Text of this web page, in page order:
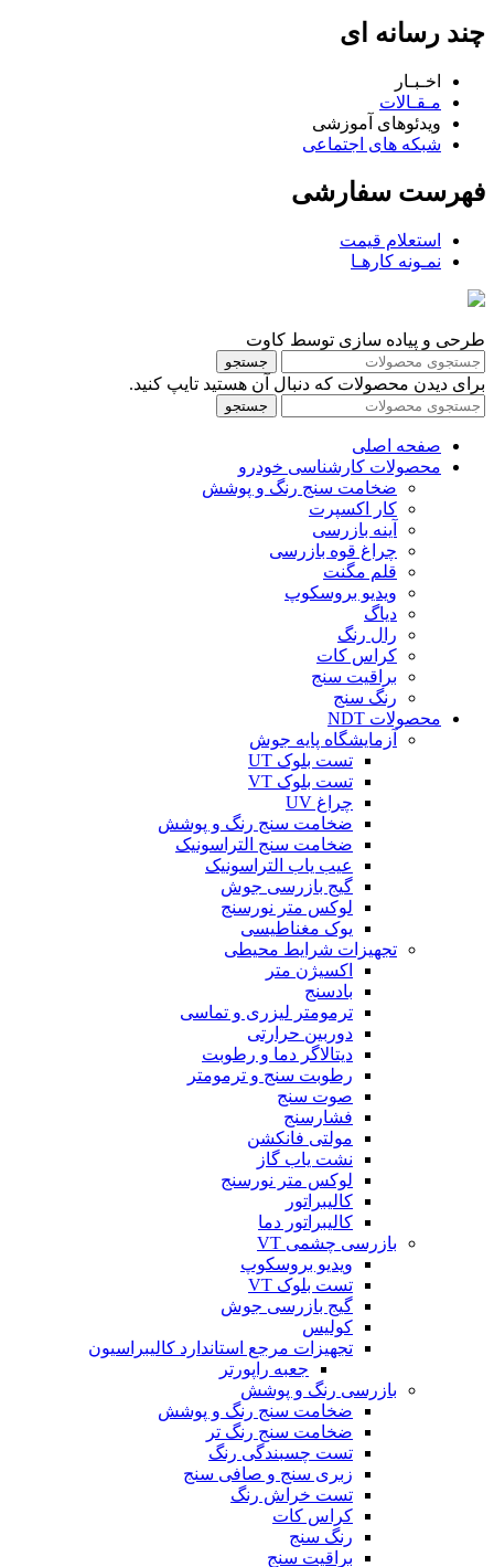
چند رسانه ای
اخـبـار
مـقـالات
ویدئوهای آموزشی
شبکه های اجتماعی
فهرست سفارشی
استعلام قیمت
نمـونه کارهـا
طرحی و پیاده سازی توسط کاوت
جستجو
برای دیدن محصولات که دنبال آن هستید تایپ کنید.
جستجو
صفحه اصلی
محصولات کارشناسی خودرو
ضخامت سنج رنگ و پوشش
کار اکسپرت
آینه بازرسی
چراغ قوه بازرسی
قلم مگنت
ویدیو بروسکوپ
دیاگ
رال رنگ
کراس کات
براقیت سنج
رنگ سنج
محصولات NDT
آزمایشگاه پایه جوش
تست بلوک UT
تست بلوک VT
چراغ UV
ضخامت سنج رنگ و پوشش
ضخامت سنج التراسونیک
عیب یاب التراسونیک
گیج بازرسی جوش
لوکس متر نورسنج
یوک مغناطیسی
تجهیزات شرایط محیطی
اکسیژن متر
بادسنج
ترمومتر لیزری و تماسی
دوربین حرارتی
دیتالاگر دما و رطوبت
رطوبت سنج و ترمومتر
صوت سنج
فشارسنج
مولتی فانکشن
نشت یاب گاز
لوکس متر نورسنج
کالیبراتور
کالیبراتور دما
بازرسی چشمی VT
ویدیو بروسکوپ
تست بلوک VT
گیج بازرسی جوش
کولیس
تجهیزات مرجع استاندارد کالیبراسیون
جعبه راپورتر
بازرسی رنگ و پوشش
ضخامت سنج رنگ و پوشش
ضخامت سنج رنگ تر
تست چسبندگی رنگ
زبری سنج و صافی سنج
تست خراش رنگ
کراس کات
رنگ سنج
براقیت سنج